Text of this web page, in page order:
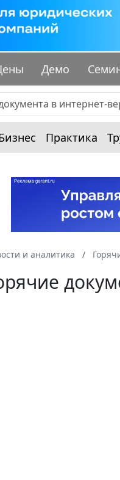
Демо
Практика
и аналитика